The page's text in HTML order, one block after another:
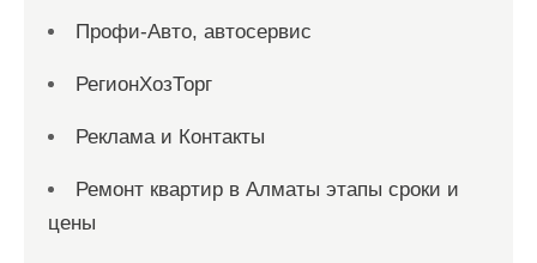
Профи-Авто, автосервис
РегионХозТорг
Реклама и Контакты
Ремонт квартир в Алматы этапы сроки и
цены